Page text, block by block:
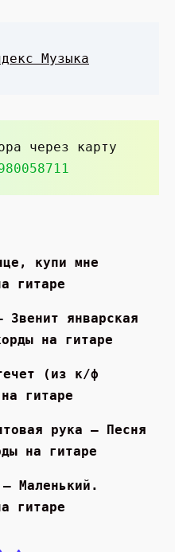
Музыка
через карту
купи мне
гитаре
Звенит январская
на гитаре
(из к/ф
гитаре
рука — Песня
на гитаре
Маленький.
гитаре